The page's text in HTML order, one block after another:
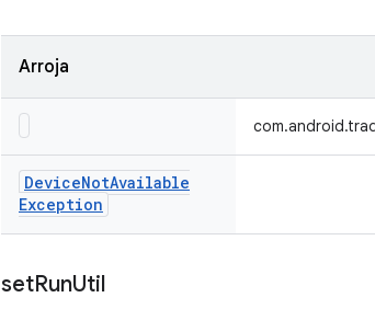
Arroja
DeviceNotAvailable
Exception
setRunUtil